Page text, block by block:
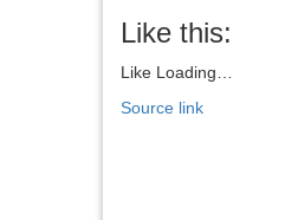
Like this:
Like Loading…
Source link